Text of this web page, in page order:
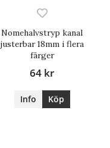
Nomehalvstryp kanal
justerbar 18mm i flera
färger
64 kr
Info Köp